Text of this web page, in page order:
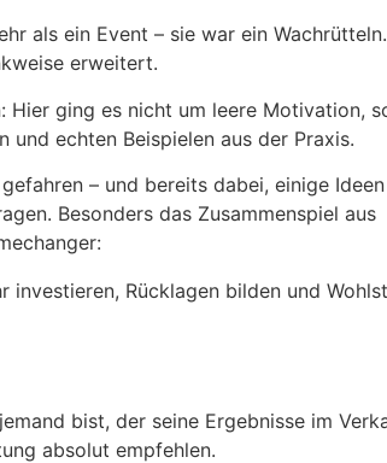
als ein Event – sie war ein
erweitert.
ging es nicht um leere Motivation,
echten Beispielen aus der Praxis.
– und bereits dabei, einige
Besonders das Zusammenspiel aus
investieren, Rücklagen bilden und
bist, der seine Ergebnisse im
absolut empfehlen.